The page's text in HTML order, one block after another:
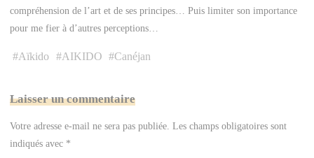
compréhension de l’art et de ses principes… Puis limiter son importance
pour me fier à d’autres perceptions…
#Aïkido #AIKIDO #Canéjan
Laisser un commentaire
Votre adresse e-mail ne sera pas publiée. Les champs obligatoires sont
indiqués avec *